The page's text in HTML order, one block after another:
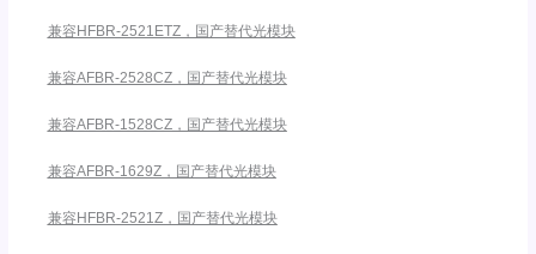
兼容HFBR-2521ETZ，国产替代光模块
兼容AFBR-2528CZ，国产替代光模块
兼容AFBR-1528CZ，国产替代光模块
兼容AFBR-1629Z，国产替代光模块
兼容HFBR-2521Z，国产替代光模块